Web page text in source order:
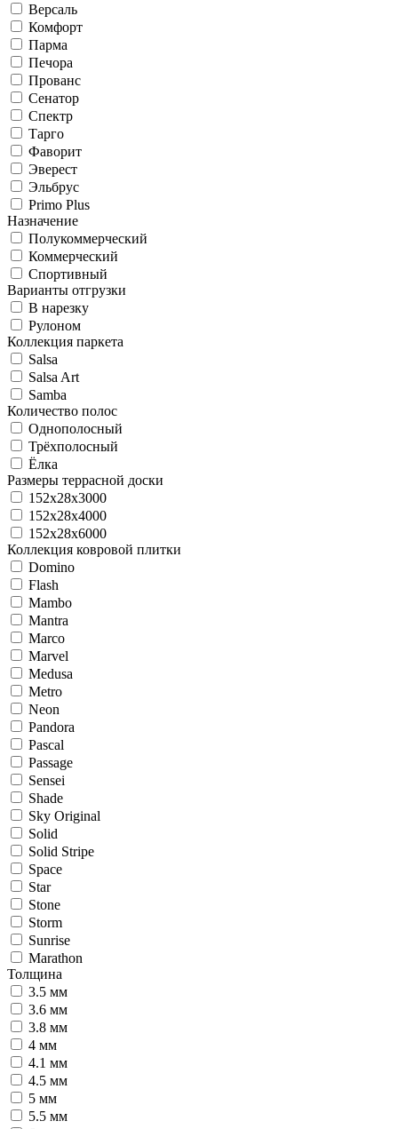
Версаль
Комфорт
Парма
Печора
Прованс
Сенатор
Спектр
Тарго
Фаворит
Эверест
Эльбрус
Primo Plus
Назначение
Полукоммерческий
Коммерческий
Спортивный
Варианты отгрузки
В нарезку
Рулоном
Коллекция паркета
Salsa
Salsa Art
Samba
Количество полос
Однополосный
Трёхполосный
Ёлка
Размеры террасной доски
152х28х3000
152х28х4000
152х28х6000
Коллекция ковровой плитки
Domino
Flash
Mambo
Mantra
Marco
Marvel
Medusa
Metro
Neon
Pandora
Pascal
Passage
Sensei
Shade
Sky Original
Solid
Solid Stripe
Space
Star
Stone
Storm
Sunrise
Marathon
Толщина
3.5 мм
3.6 мм
3.8 мм
4 мм
4.1 мм
4.5 мм
5 мм
5.5 мм